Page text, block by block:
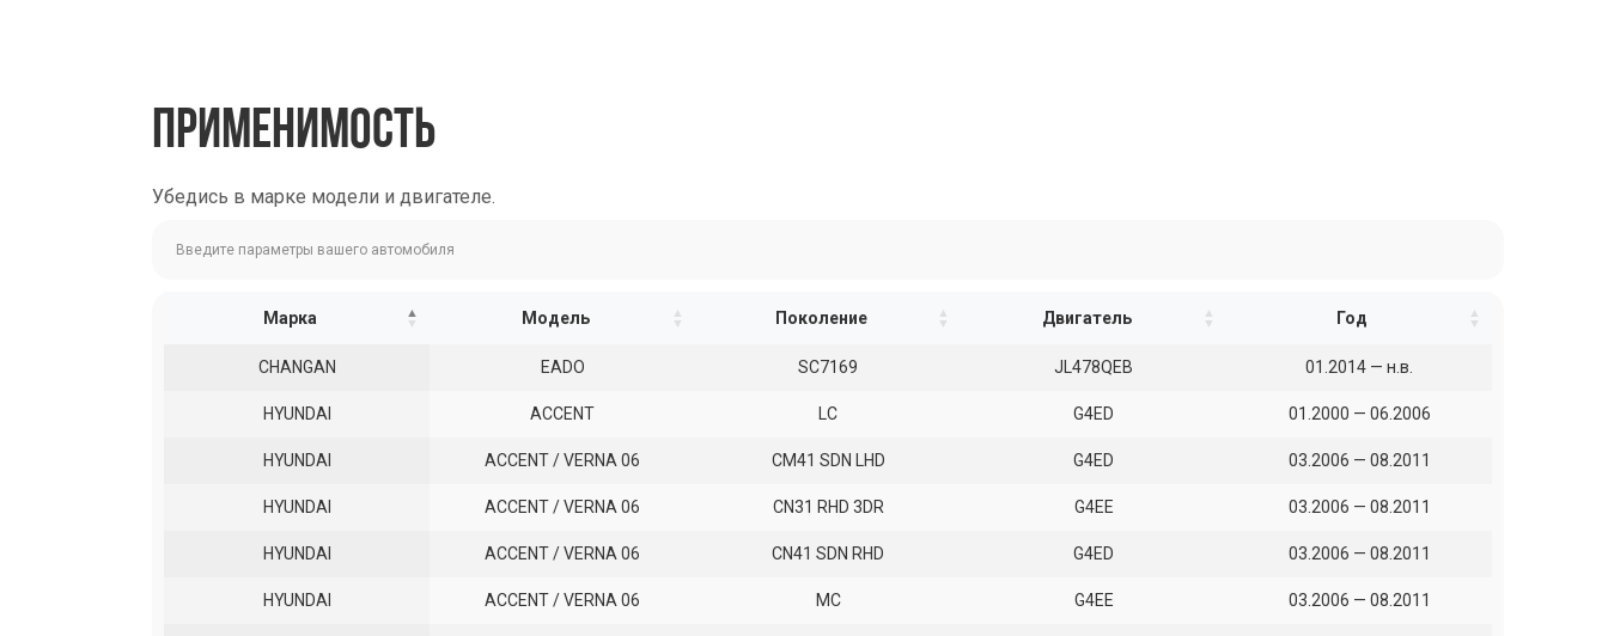
ПРИМЕНИМОСТЬ
Убедись в марке модели и двигателе.
Марка Модель Поколение Двигатель Год
CHANGAN EADO SC7169 JL478QEB 01.2014 — н.в.
HYUNDAI ACCENT LC G4ED 01.2000 — 06.2006
HYUNDAI ACCENT / VERNA 06 CM41 SDN LHD G4ED 03.2006 — 08.2011
HYUNDAI ACCENT / VERNA 06 CN31 RHD 3DR G4EE 03.2006 — 08.2011
HYUNDAI ACCENT / VERNA 06 CN41 SDN RHD G4ED 03.2006 — 08.2011
HYUNDAI ACCENT / VERNA 06 MC G4EE 03.2006 — 08.2011